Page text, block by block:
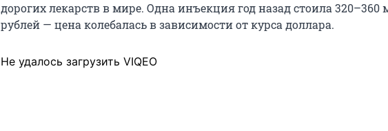
дорогих лекарств в мире. Одна инъекция год назад стоила
рублей — цена колебалась в зависимости от курса доллара.
Не удалось загрузить VIQEO